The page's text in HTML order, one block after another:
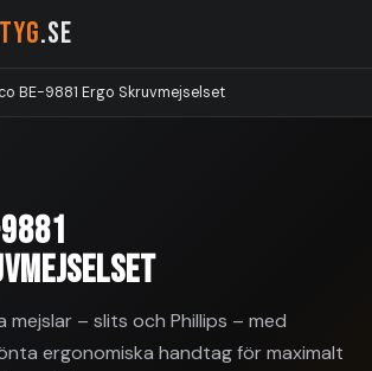
.se
BE-9881 Ergo Skruvmejselset
mejslar – slits och Phillips – med
ergonomiska handtag för maximalt